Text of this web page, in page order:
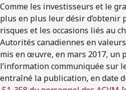
Comme les investisseurs et le
plus en plus leur désir d’obtenir
risques et les occasions liés au
Autorités canadiennes en
mis en œuvre, en mars 2017, un
l’information communiquée sur
entraîné la publication, en date